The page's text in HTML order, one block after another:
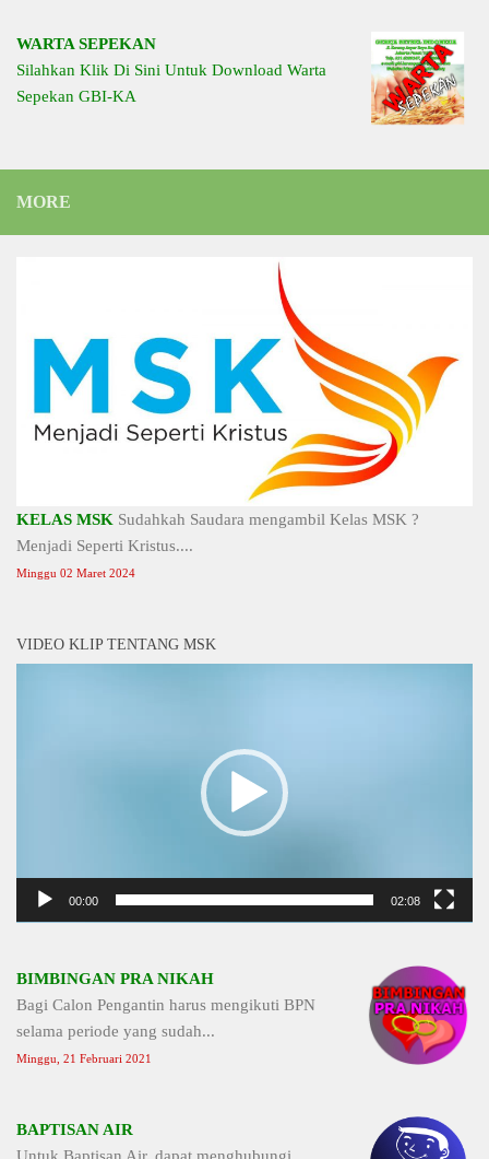
WARTA SEPEKAN
Silahkan Klik Di Sini Untuk Download Warta
Sepekan GBI-KA
MORE
KELAS MSK Sudahkah Saudara mengambil Kelas MSK ?
Menjadi Seperti Kristus....
Minggu 02 Maret 2024
VIDEO KLIP TENTANG MSK
00:00 02:08
BIMBINGAN PRA NIKAH
Bagi Calon Pengantin harus mengikuti BPN
selama periode yang sudah...
Minggu, 21 Februari 2021
BAPTISAN AIR